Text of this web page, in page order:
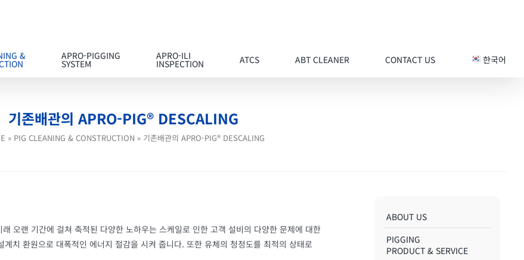
& APRO-PIGGING
SYSTEM
APRO-ILI
INSPECTION ATCS ABT CLEANER CONTACT US 한국어
기존배관의 APRO-PIG® DESCALING
» PIG CLEANING & CONSTRUCTION » 기존배관의 APRO-PIG® DESCALING
오랜 기간에 걸쳐 축적된 다양한 노하우는 스케일로 인한 고객 설비의 다양한 문제에 대한
치 환원으로 대폭적인 에너지 절감을 시켜 줍니다. 또한 유체의 청정도를 최적의 상태로
ABOUT US
PIGGING
PRODUCT & SERVICE